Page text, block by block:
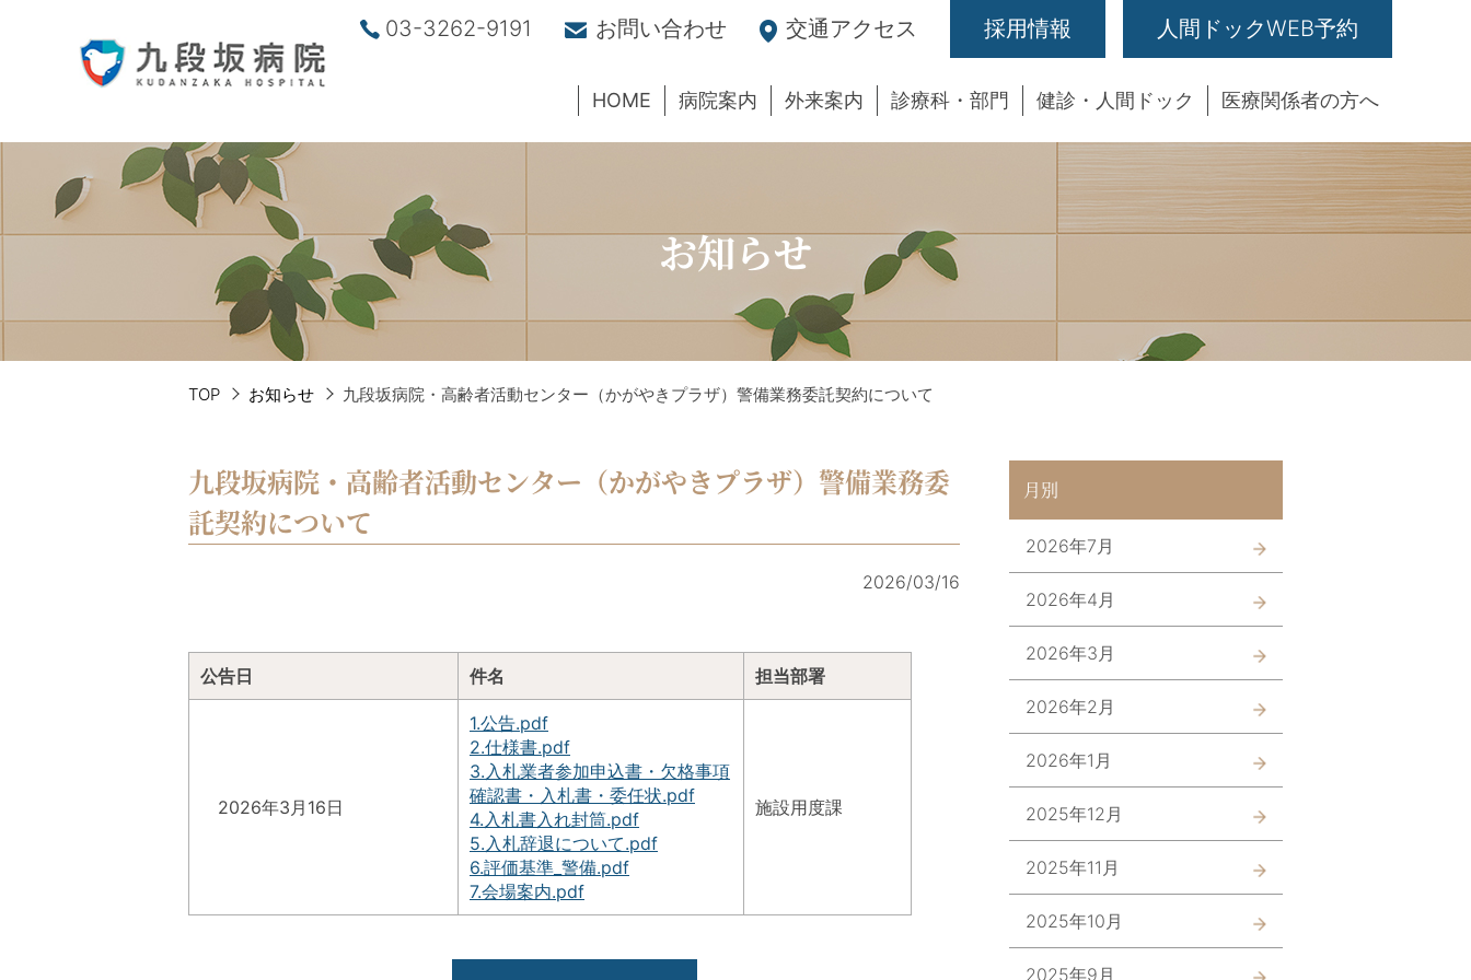
03-3262-9191 お問い合わせ 交通アクセス 採用情報 人間ドックWEB予約
HOME 病院案内 外来案内 診療科・部門 健診・人間ドック 医療関係者の方へ
お知らせ
TOP お知らせ 九段坂病院・高齢者活動センター（かがやきプラザ）警備業務委託契約について
九段坂病院・高齢者活動センター（かがやきプラザ）警備業務委
託契約について
2026/03/16
公告日 件名 担当部署
2026年3月16日
1.公告.pdf
2.仕様書.pdf
3.入札業者参加申込書・欠格事項
確認書・入札書・委任状.pdf
4.入札書入れ封筒.pdf
5.入札辞退について.pdf
6.評価基準_警備.pdf
7.会場案内.pdf
施設用度課
月別
2026年7月
2026年4月
2026年3月
2026年2月
2026年1月
2025年12月
2025年11月
2025年10月
2025年9月